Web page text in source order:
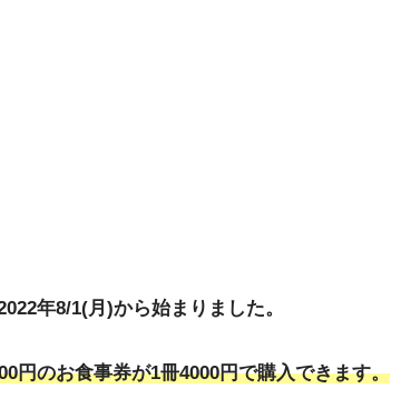
年8/1(月)から始まりました。
円のお食事券が1冊4000円で購入できます。